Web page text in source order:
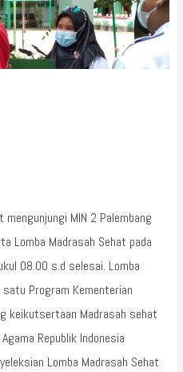
MIN 2 Palembang
Lomba Madrasah Sehat pada
08.00 s.d selesai. Lomba
Program Kementerian
keikutsertaan Madrasah sehat
Republik Indonesia
Lomba Madrasah Sehat